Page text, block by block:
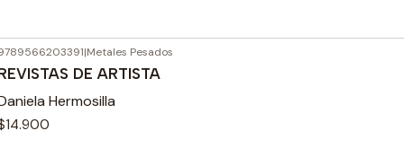
Agotado |Metales Pesados
DE ARTISTA
Hermosilla